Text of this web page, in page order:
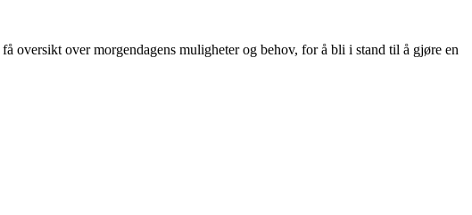
oversikt over morgendagens muligheter og behov, for å bli i stand til å gjøre en